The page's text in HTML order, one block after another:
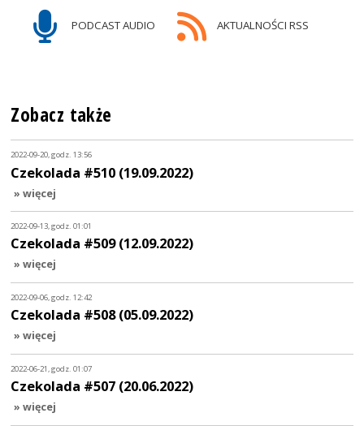
PODCAST AUDIO AKTUALNOŚCI RSS
Zobacz także
2022-09-20, godz. 13:56
Czekolada #510 (19.09.2022)
» więcej
2022-09-13, godz. 01:01
Czekolada #509 (12.09.2022)
» więcej
2022-09-06, godz. 12:42
Czekolada #508 (05.09.2022)
» więcej
2022-06-21, godz. 01:07
Czekolada #507 (20.06.2022)
» więcej